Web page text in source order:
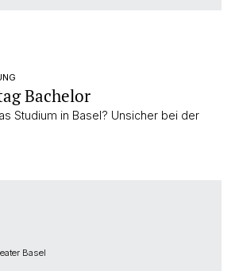
Bachelor
Studium in Basel? Unsicher bei der
Basel